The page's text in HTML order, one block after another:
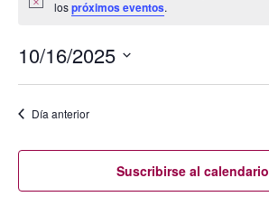
en
16
octubre
2025
Avisolospróximos eventos.
10/16/2025
Selecciona
Día anterior
Suscribirse al calendario